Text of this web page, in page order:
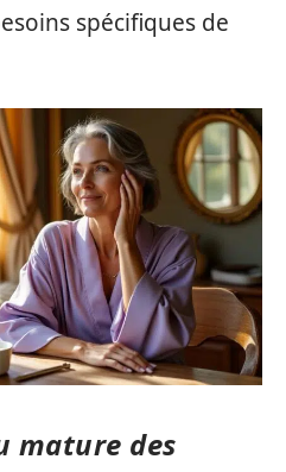
spécifiques de
mature des